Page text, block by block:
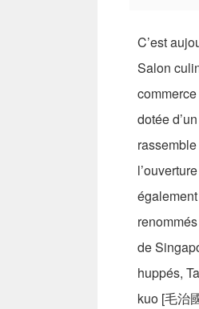
C’est
Salon
dotée
de
huppés,
kuo [毛治